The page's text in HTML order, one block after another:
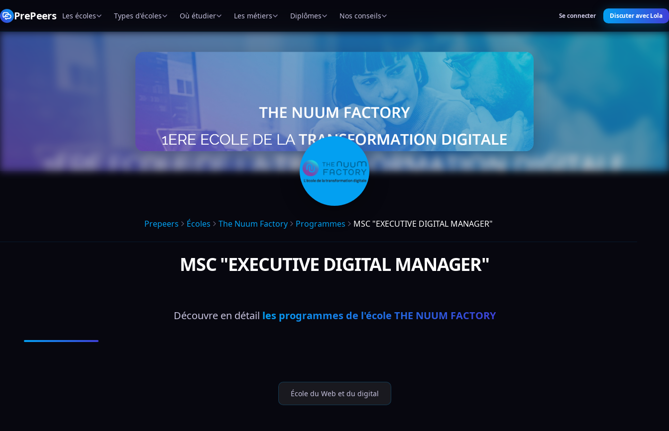
PrePeers Les écoles Types d'écoles Où étudier Les métiers Diplômes Nos conseils Se connecter Discuter avec Lola
Prepeers Écoles The Nuum Factory Programmes MSC "EXECUTIVE DIGITAL MANAGER"
MSC "EXECUTIVE DIGITAL MANAGER"
Découvre en détail les programmes de l'école THE NUUM FACTORY
École du Web et du digital